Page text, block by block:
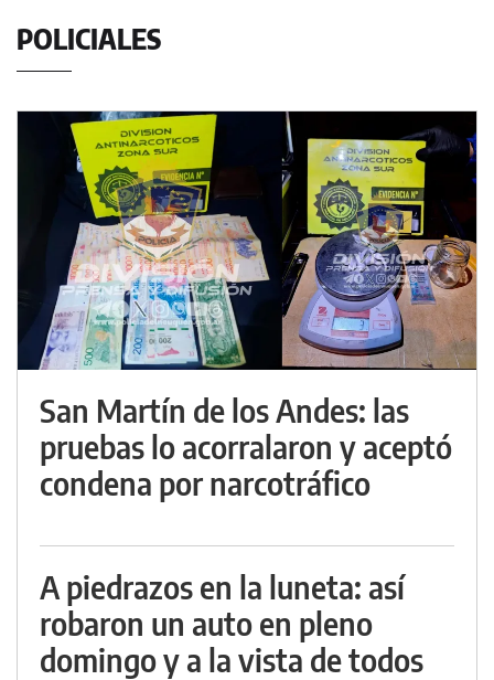
POLICIALES
San Martín de los Andes: las
pruebas lo acorralaron y aceptó
condena por narcotráfico
A piedrazos en la luneta: así
robaron un auto en pleno
domingo y a la vista de todos